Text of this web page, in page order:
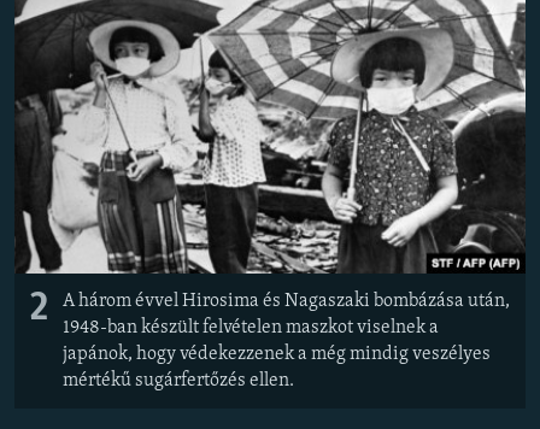
2
A három évvel Hirosima és Nagaszaki bombázása után,
1948-ban készült felvételen maszkot viselnek a
japánok, hogy védekezzenek a még mindig veszélyes
mértékű sugárfertőzés ellen.